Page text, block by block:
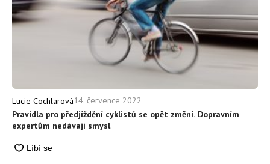
Lucie Cochlarová14. července 2022
Pravidla pro předjíždění cyklistů se opět změní. Dopravním
expertům nedávají smysl